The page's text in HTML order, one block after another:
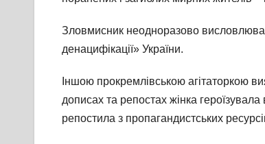
Зловмисник неодноразово висловлював
денацифікації» України.
Іншою прокремлівською агітаторкою
дописах та репостах жінка
репостила з пропагандистських